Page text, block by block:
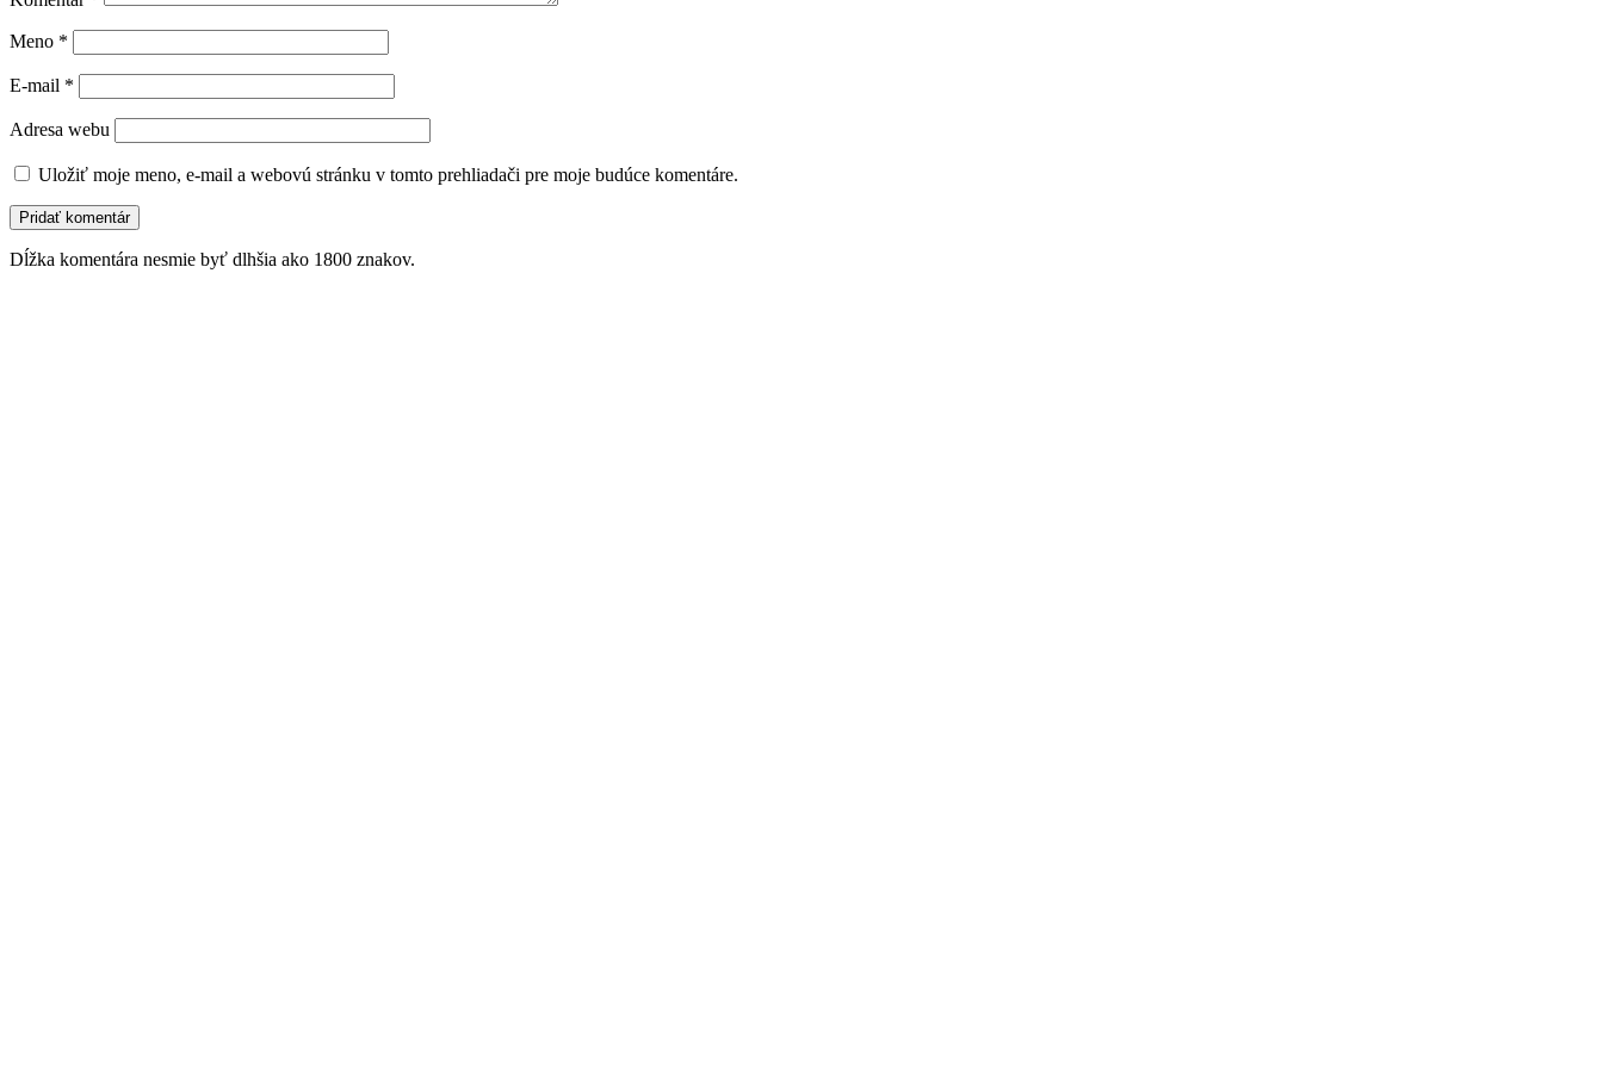
Meno *
E-mail *
Adresa webu
Uložiť moje meno, e-mail a webovú stránku v tomto prehliadači pre moje budúce komentáre.
Dĺžka komentára nesmie byť dlhšia ako 1800 znakov.